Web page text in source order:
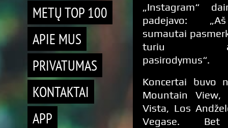
METŲ TOP 100
APIE MUS
PRIVATUMAS
KONTAKTAI
APP
„Instagram“
padejavo:
sumautai
turiu
pasirodymus“.
Koncertai buvo
Mountain View,
Vista, Los
Vegase.